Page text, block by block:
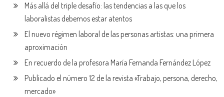
Más allá del triple desafío: las tendencias a las que los
laboralistas debemos estar atentos
El nuevo régimen laboral de las personas artistas: una primera
aproximación
En recuerdo de la profesora María Fernanda Fernández López
Publicado el número 12 de la revista «Trabajo, persona, derecho,
mercado»